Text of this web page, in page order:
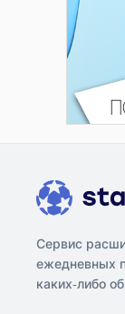
Сервис
ежедневных
каких-либо